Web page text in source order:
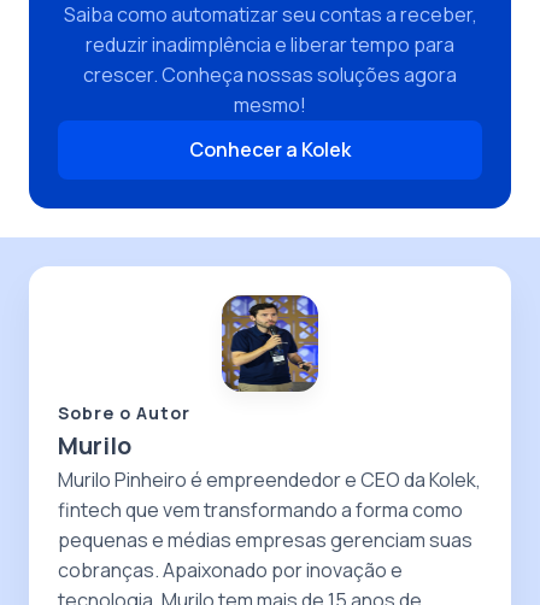
Saiba como automatizar seu contas a receber,
reduzir inadimplência e liberar tempo para
crescer. Conheça nossas soluções agora
mesmo!
Conhecer a Kolek
Sobre o Autor
Murilo
Murilo Pinheiro é empreendedor e CEO da Kolek,
fintech que vem transformando a forma como
pequenas e médias empresas gerenciam suas
cobranças. Apaixonado por inovação e
tecnologia, Murilo tem mais de 15 anos de